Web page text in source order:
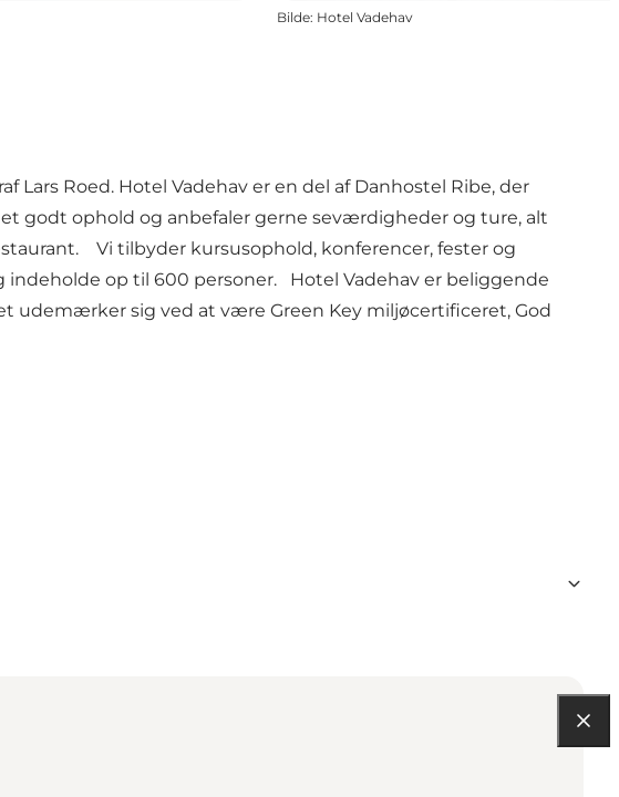
Bilde: Hotel Vadehav
Roed. Hotel Vadehav er en del af Danhostel Ribe, der
godt ophold og anbefaler gerne seværdigheder og ture, alt
Vi tilbyder kursusophold, konferencer, fester og
op til 600 personer. Hotel Vadehav er beliggende
udemærker sig ved at være Green Key miljøcertificeret, God